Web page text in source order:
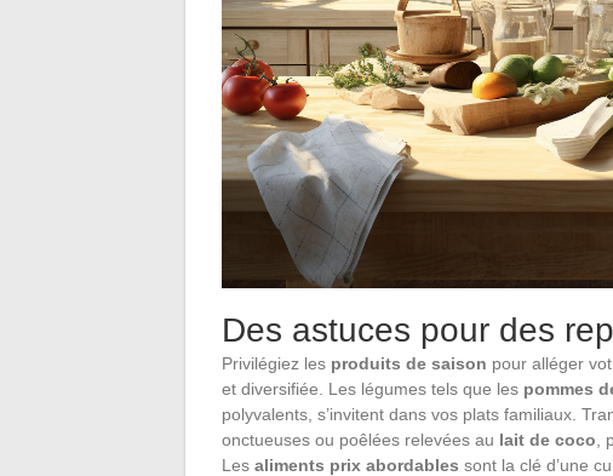
Des astuces pour des
Privilégiez les produits de saison pour alléger
et diversifiée. Les légumes tels que les pommes
polyvalents, s’invitent dans vos plats familiaux.
onctueuses ou poêlées relevées au lait de coco
Les aliments prix abordables sont la clé d’une